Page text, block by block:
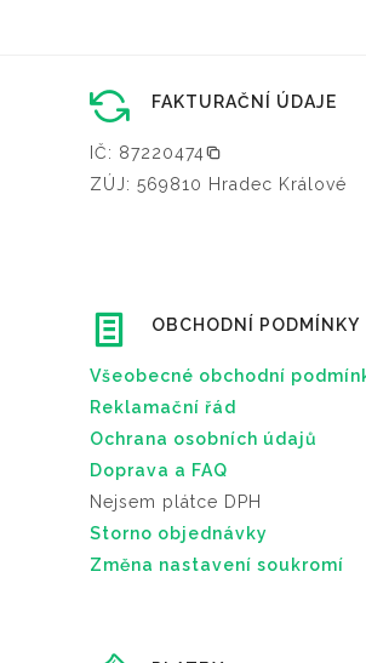
FAKTURAČNÍ ÚDAJE
IČ: 87220474
ZÚJ: 569810 Hradec Králové
OBCHODNÍ PODMÍNKY
Všeobecné obchodní
Reklamační řád
Ochrana osobních údajů
Doprava a FAQ
Nejsem plátce DPH
Storno objednávky
Změna nastavení soukromí